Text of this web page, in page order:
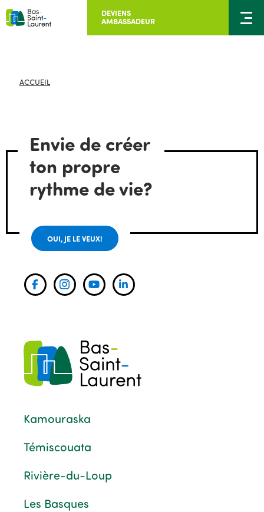
DEVIENS
AMBASSADEUR
ACCUEIL
Envie de créer
ton propre
rythme de vie?
OUI, JE LE VEUX!
Kamouraska
Témiscouata
Rivière-du-Loup
Les Basques